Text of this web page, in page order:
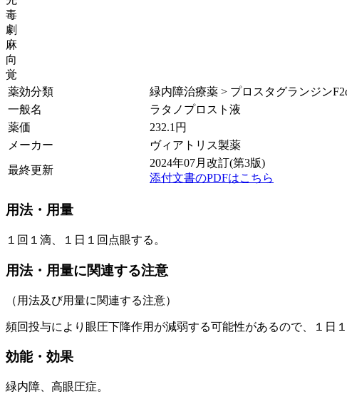
毒
劇
麻
向
覚
薬効分類
緑内障治療薬 > プロスタグランジン
一般名
ラタノプロスト液
薬価
232.1 円
メーカー
ヴィアトリス製薬
最終更新
2024年07月改訂(第3版)
添付文書のPDFはこちら
用法・用量
１回１滴、１日１回点眼する。
用法・用量に関連する注意
（用法及び用量に関連する注意）
頻回投与により眼圧下降作用が減弱する可能性があるので、１日
効能・効果
緑内障、高眼圧症。